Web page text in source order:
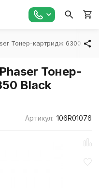
Тонер-картридж 6300/
Тонер-
Black
Артикул: 106R01076